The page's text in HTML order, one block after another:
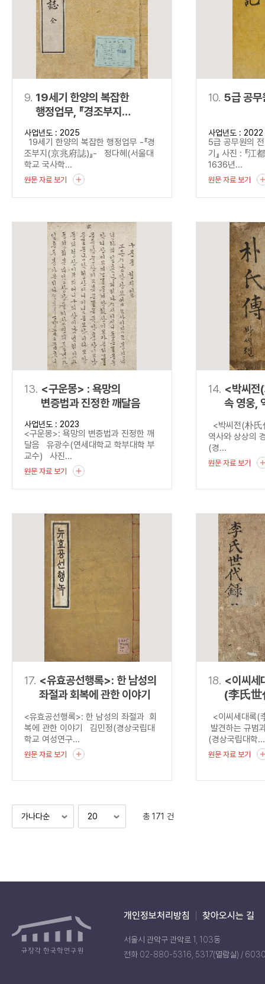
9. 19세기 한양의 복잡한
행정업무, 『경조부지
(京兆府誌)』
사업년도 : 2025
19세기 한양의 복잡한 행정업무 -『경
조부지(京兆府誌)』- 정다혜(서울대
학교 국사학...
원문 자료 보기
10. 5급 공무
사업년도 : 2022
5급 공무원의
기』 사진 : 『
1636년...
원문 자료 보기
13. <구운몽> : 욕망의
변증법과 진정한 깨달음
사업년도 : 2023
<구운몽>: 욕망의 변증법과 진정한 깨
달음 유광수(연세대학교 학부대학 부
교수) 사진...
원문 자료 보기
14. <박씨
속 영웅,
경계를
<박씨전(朴
역사와 상상의
(경...
원문 자료 보기
17. <유효공선행록>: 한 남성의
좌절과 회복에 관한 이야기
<유효공선행록>: 한 남성의 좌절과 회
복에 관한 이야기 김민정(경상국립대
학교 여성연구...
원문 자료 보기
18. <이씨세
(李氏世
발견하
균열
<이씨세대록
발견하는 규범
(경상국립대학...
원문 자료 보기
총 171 건
개인정보처리방침 찾아오시는 길
서울시 관악구 관악로 1, 103동
전화 02-880-5316, 5317(열람실) /